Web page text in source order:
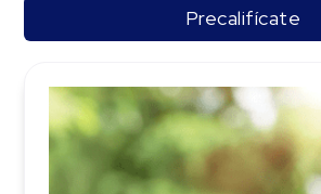
Precalifícate